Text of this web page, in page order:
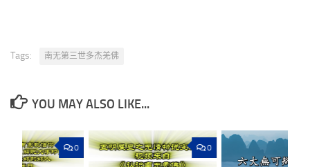
Tags: 南无第三世多杰羌佛
YOU MAY ALSO LIKE...
0
0